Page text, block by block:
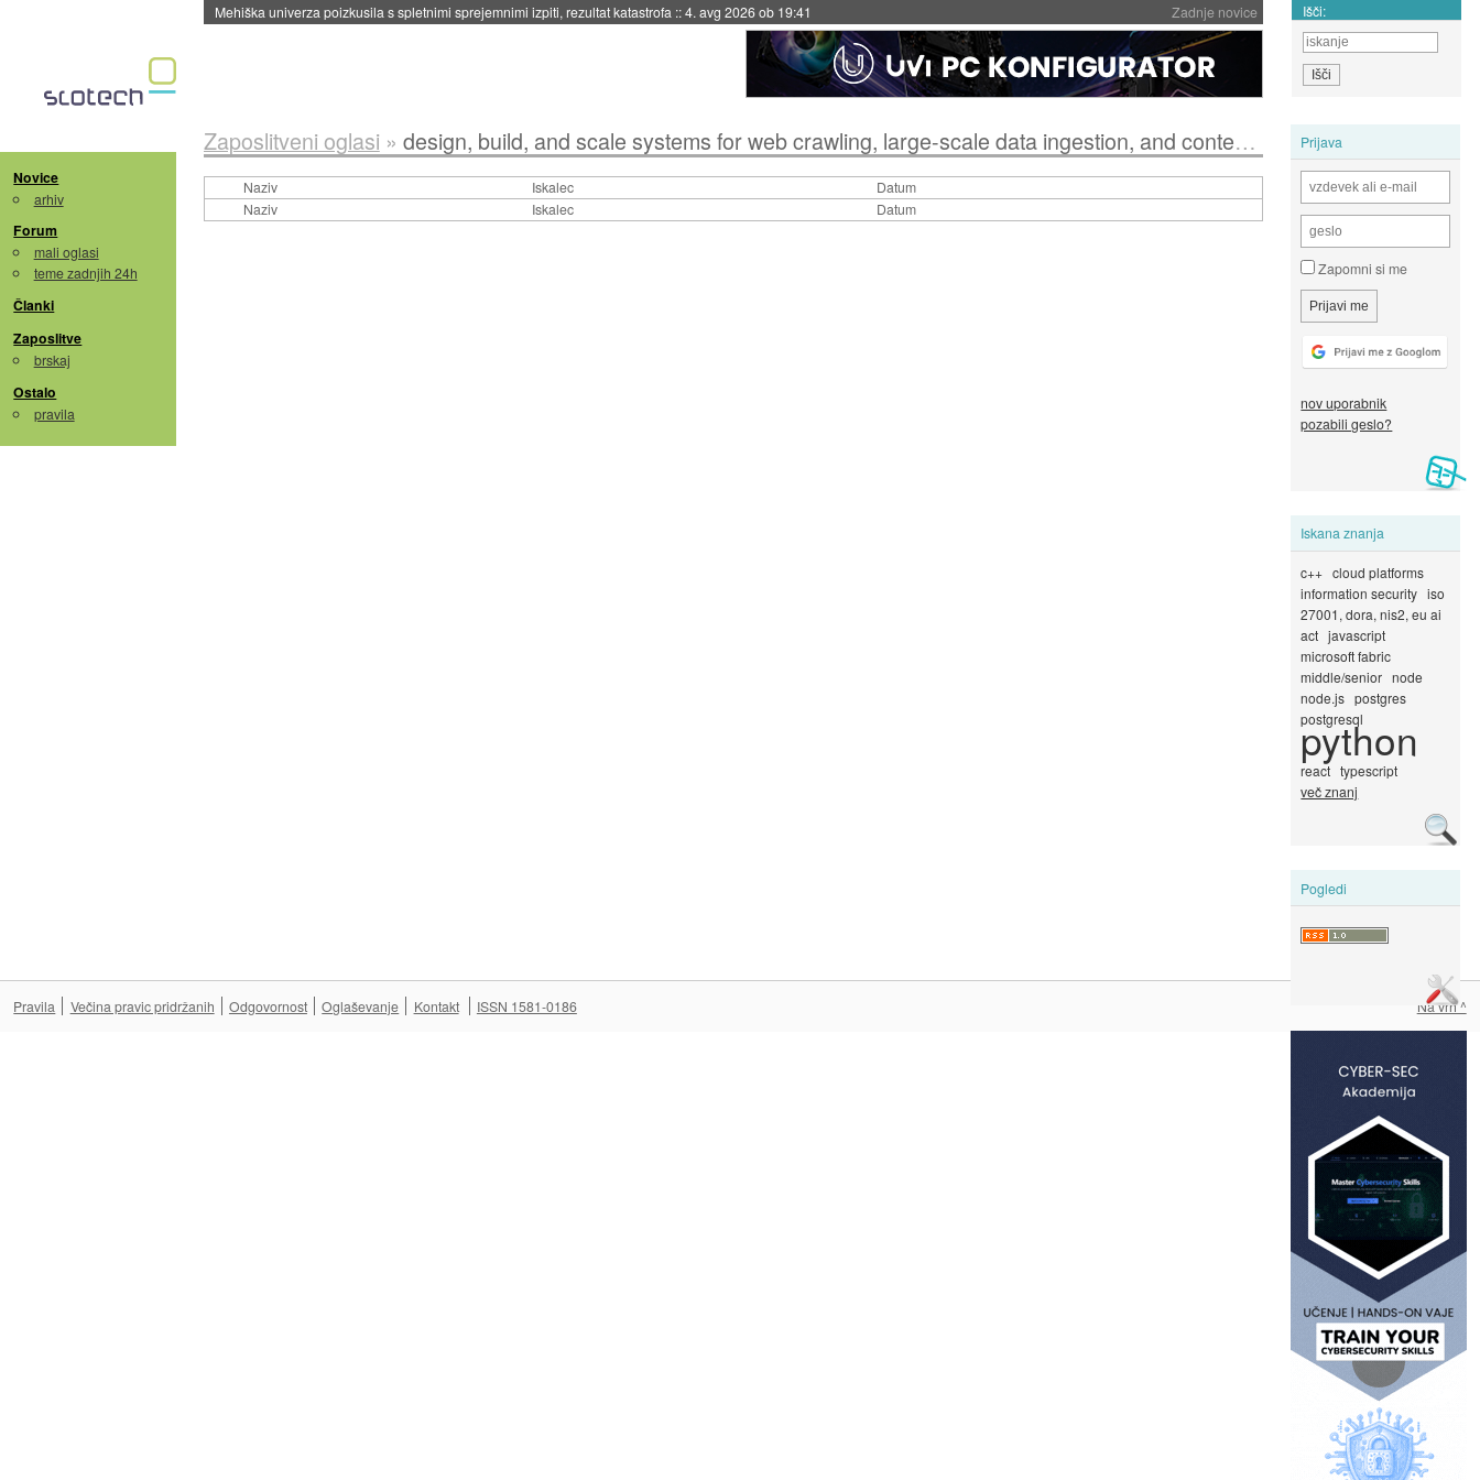
Zadnje novice
Mehiška univerza poizkusila s spletnimi sprejemnimi izpiti, rezultat katastrofa ::4. avg 2026 ob 19:41 Išči:
Novice
arhiv
Forum
mali oglasi
teme zadnjih 24h
Članki
Zaposlitve
brskaj
Ostalo
pravila
Prijava
Zapomni si me
nov uporabnik
pozabili geslo?
Iskana znanja
c++ cloud platforms
information security iso
27001, dora, nis2, eu ai
act javascript
microsoft fabric
middle/senior node
node.js postgres
postgresql
python
react typescript
več znanj
Pogledi
Zaposlitveni oglasi » design, build, and scale systems for web crawling, large-scale data ingestion, and content indexing.
Naziv Iskalec
Datum
Naziv
Iskalec Datum
Na vrh ^
Pravila Večina pravic pridržanih Odgovornost Oglaševanje Kontakt ISSN 1581-0186